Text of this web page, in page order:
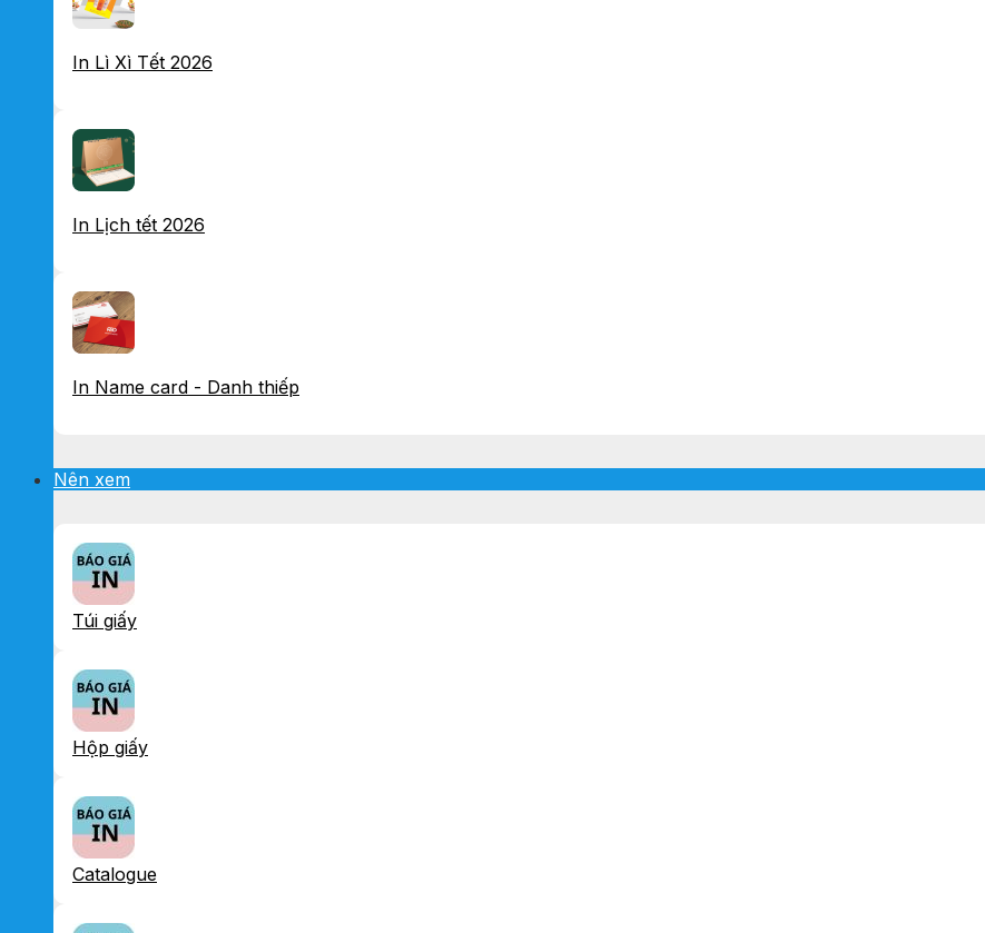
In Lì Xì Tết 2026
In Lịch tết 2026
In Name card - Danh thiếp
Nên xem
Túi giấy
Hộp giấy
Catalogue